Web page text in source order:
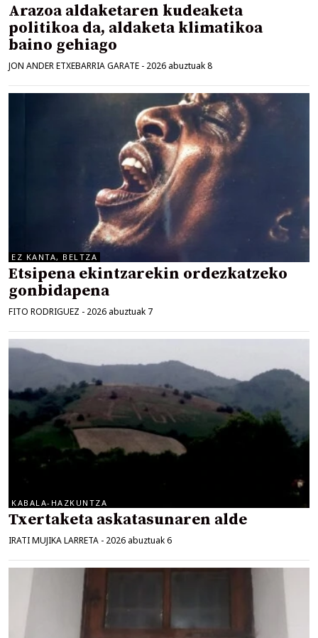
Arazoa aldaketaren kudeaketa
politikoa da, aldaketa klimatikoa
baino gehiago
JON ANDER ETXEBARRIA GARATE - 2026 abuztuak 8
EZ KANTA, BELTZA
Etsipena ekintzarekin ordezkatzeko
gonbidapena
FITO RODRIGUEZ - 2026 abuztuak 7
KABALA-HAZKUNTZA
Txertaketa askatasunaren alde
IRATI MUJIKA LARRETA - 2026 abuztuak 6